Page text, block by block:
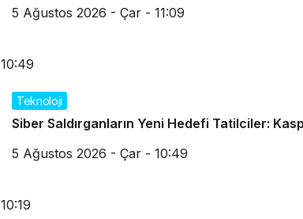
5 Ağustos 2026 - Çar - 11:09
10:49
Teknoloji
Siber Saldırganların Yeni Hedefi Tatilciler:
5 Ağustos 2026 - Çar - 10:49
10:19